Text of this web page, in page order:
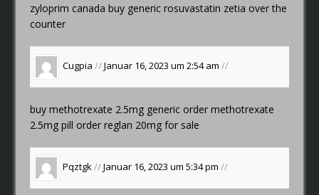
zyloprim canadabuy generic rosuvastatin zetia over the
counter
Cugpia //Januar 16, 2023 um 2:54 am//
buy methotrexate 2.5mg genericorder methotrexate
2.5mg pill order reglan 20mg for sale
Pqztgk//Januar 16, 2023 um 5:34 pm//